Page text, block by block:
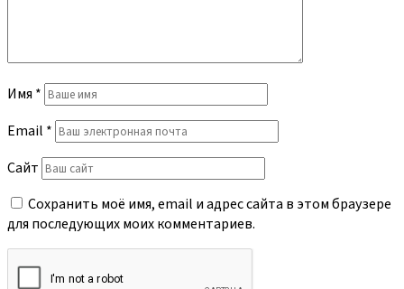
Имя *
Email *
Сайт
Сохранить моё имя, email и адрес сайта в этом браузере
для последующих моих комментариев.